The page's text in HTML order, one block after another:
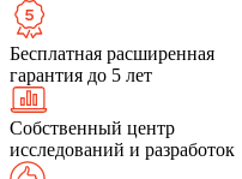
Бесплатная расширенная
гарантия до 5 лет
Собственный центр
исследований и разработок